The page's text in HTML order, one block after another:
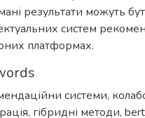
результати можуть
систем
платформах.
системи,
, гібридні методи, bert